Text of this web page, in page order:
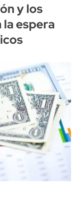
y los
la espera